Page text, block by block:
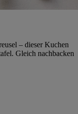
– dieser Kuchen
Gleich nachbacken